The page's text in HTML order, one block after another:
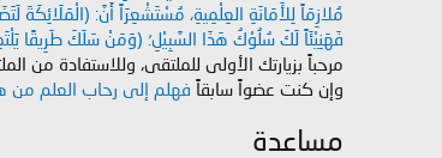
مُلازِمَاً لِلأَمَانَةِ العِلْمِيةِ، مُسْتَشْعِرَاً أَنَّ: (الْمَلَائِكَةَ
فَهَنِيْئَاً لَكَ سُلُوْكُ هَذَا السَّبِيْلِ؛ (وَمَنْ سَلَكَ طَرِيقًا
مرحباً بزيارتك الأولى للملتقى، وللاستفادة من
وإن كنت عضواً سابقاً فهلم إلى رحاب العلم من
مساعدة